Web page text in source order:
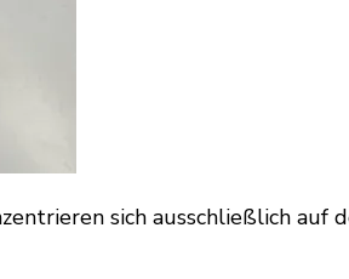
sich ausschließlich auf